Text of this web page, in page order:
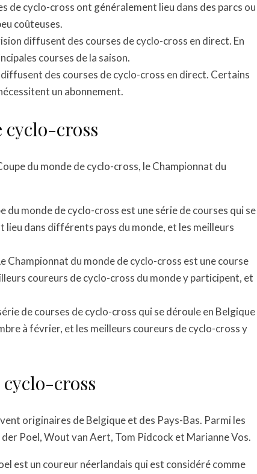
de cyclo-cross ont généralement lieu dans des parcs ou
coûteuses.
diffusent des courses de cyclo-cross en direct. En
courses de la saison.
des courses de cyclo-cross en direct. Certains
un abonnement.
cyclo-cross
du monde de cyclo-cross, le Championnat du
du monde de cyclo-cross est une série de courses qui se
lieu dans différents pays du monde, et les meilleurs
Championnat du monde de cyclo-cross est une course
coureurs de cyclo-cross du monde y participent, et
de courses de cyclo-cross qui se déroule en Belgique
à février, et les meilleurs coureurs de cyclo-cross y
cross
originaires de Belgique et des Pays-Bas. Parmi les
Poel, Wout van Aert, Tom Pidcock et Marianne Vos.
est un coureur néerlandais qui est considéré comme